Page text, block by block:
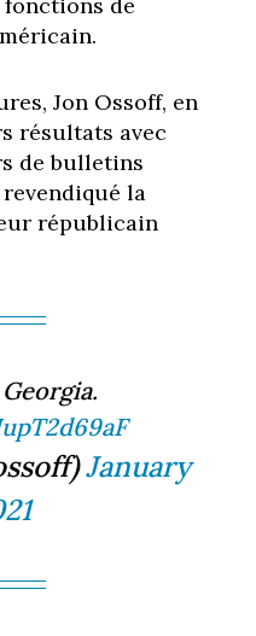
Jon Ossoff, en
résultats avec
de bulletins
la
républicain
January